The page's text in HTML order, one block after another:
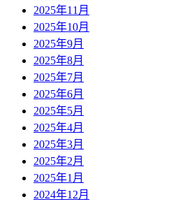
2025年11月
2025年10月
2025年9月
2025年8月
2025年7月
2025年6月
2025年5月
2025年4月
2025年3月
2025年2月
2025年1月
2024年12月